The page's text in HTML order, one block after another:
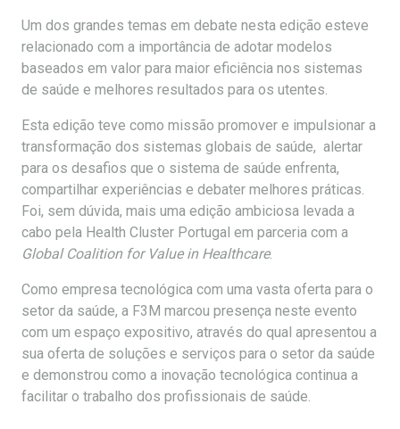
Um dos grandes temas em debate nesta edição esteve
relacionado com a importância de adotar modelos
baseados em valor para maior eficiência nos sistemas
de saúde e melhores resultados para os utentes.
Esta edição teve como missão promover e impulsionar a
transformação dos sistemas globais de saúde, alertar
para os desafios que o sistema de saúde enfrenta,
compartilhar experiências e debater melhores práticas.
Foi, sem dúvida, mais uma edição ambiciosa levada a
cabo pela Health Cluster Portugal em parceria com a
Global Coalition for Value in Healthcare.
Como empresa tecnológica com uma vasta oferta para o
setor da saúde, a F3M marcou presença neste evento
com um espaço expositivo, através do qual apresentou a
sua oferta de soluções e serviços para o setor da saúde
e demonstrou como a inovação tecnológica continua a
facilitar o trabalho dos profissionais de saúde.